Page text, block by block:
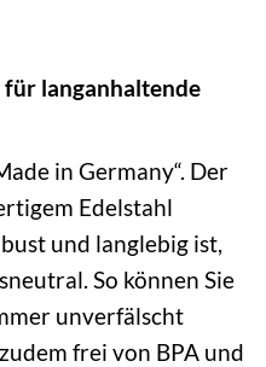
langanhaltende
in Germany“. Der
Edelstahl
und langlebig ist,
So können Sie
unverfälscht
frei von BPA und